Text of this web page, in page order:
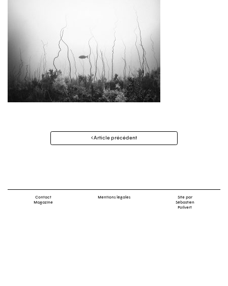
Navigation
Article précédent
Contact
Magazine
Mentions légales
Site par
Sébastien
Poilvert